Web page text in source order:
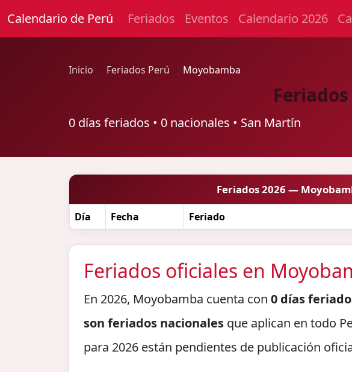
Calendario de Perú Feriados Eventos Calendario 2026
Inicio Feriados Perú Moyobamba
0 días feriados • 0 nacionales • San Martín
Feriados 2026 —
Día Fecha Feriado
Feriados oficiales en
En 2026, Moyobamba cuenta con 0 días
son feriados nacionales que aplican en todo
para 2026 están pendientes de publicación